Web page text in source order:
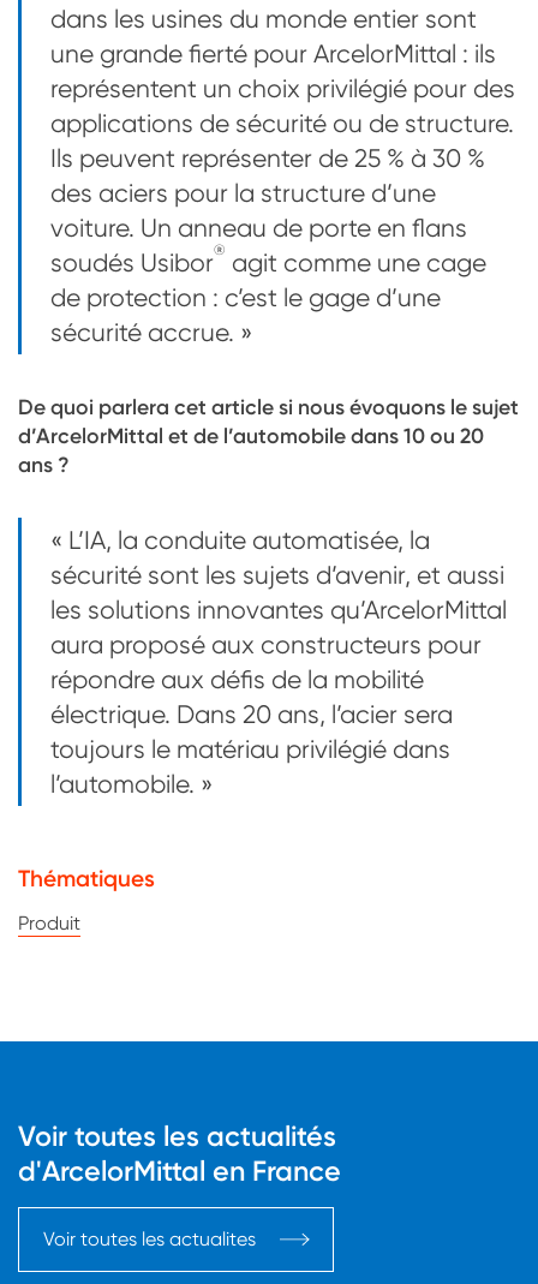
dans les usines du monde entier sont
une grande fierté pour ArcelorMittal : ils
représentent un choix privilégié pour des
applications de sécurité ou de structure.
Ils peuvent représenter de 25 % à 30 %
des aciers pour la structure d’une
voiture. Un anneau de porte en flans
soudés Usibor® agit comme une cage
de protection : c’est le gage d’une
sécurité accrue. »
De quoi parlera cet article si nous évoquons le sujet
d’ArcelorMittal et de l’automobile dans 10 ou 20
ans ?
« L’IA, la conduite automatisée, la
sécurité sont les sujets d’avenir, et aussi
les solutions innovantes qu’ArcelorMittal
aura proposé aux constructeurs pour
répondre aux défis de la mobilité
électrique. Dans 20 ans, l’acier sera
toujours le matériau privilégié dans
l’automobile. »
Thématiques
Produit
Voir toutes les actualités
d'ArcelorMittal en France
Voir toutes les actualites